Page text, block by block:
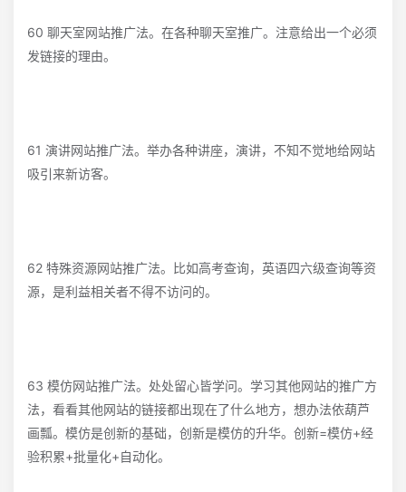
60 聊天室网站推广法。在各种聊天室推广。注意给出一个必须
发链接的理由。
61 演讲网站推广法。举办各种讲座，演讲，不知不觉地给网站
吸引来新访客。
62 特殊资源网站推广法。比如高考查询，英语四六级查询等资
源，是利益相关者不得不访问的。
63 模仿网站推广法。处处留心皆学问。学习其他网站的推广方
法，看看其他网站的链接都出现在了什么地方，想办法依葫芦
画瓢。模仿是创新的基础，创新是模仿的升华。创新=模仿+经
验积累+批量化+自动化。